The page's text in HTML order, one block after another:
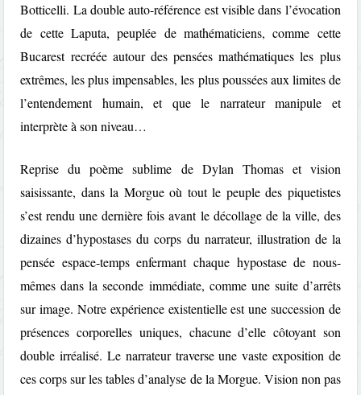
Botticelli. La double auto-référence est visible dans l’évocation
de cette Laputa, peuplée de mathématiciens, comme cette
Bucarest recréée autour des pensées mathématiques les plus
extrêmes, les plus impensables, les plus poussées aux limites de
l’entendement humain, et que le narrateur manipule et
interprète à son niveau…
Reprise du poème sublime de Dylan Thomas et vision
saisissante, dans la Morgue où tout le peuple des piquetistes
s’est rendu une dernière fois avant le décollage de la ville, des
dizaines d’hypostases du corps du narrateur, illustration de la
pensée espace-temps enfermant chaque hypostase de nous-
mêmes dans la seconde immédiate, comme une suite d’arrêts
sur image. Notre expérience existentielle est une succession de
présences corporelles uniques, chacune d’elle côtoyant son
double irréalisé. Le narrateur traverse une vaste exposition de
ces corps sur les tables d’analyse de la Morgue. Vision non pas